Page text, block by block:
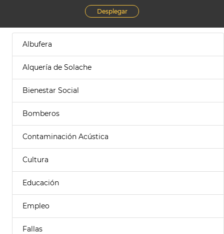
Desplegar
Albufera
Alquería de Solache
Bienestar Social
Bomberos
Contaminación Acústica
Cultura
Educación
Empleo
Fallas